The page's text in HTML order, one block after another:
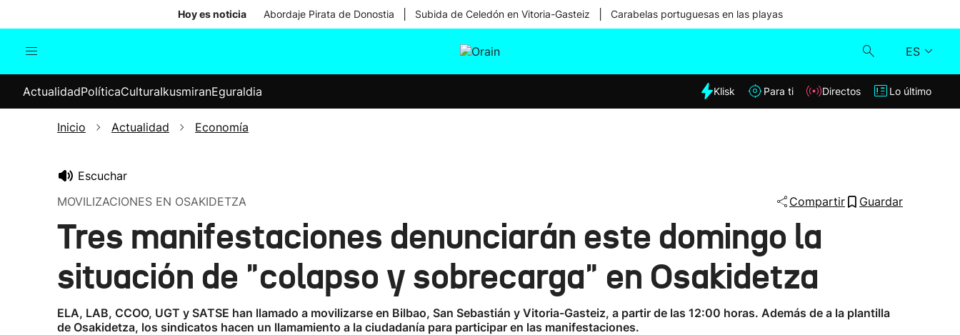
Hoy es noticia Abordaje Pirata de Donostia Subida de Celedón en Vitoria-Gasteiz Carabelas portuguesas en las playas
ES
Internacional
Elecciones
Klisk
ActualidadPolíticaCulturaIkusmiranEguraldia Klisk Para ti Directos Lo último
Inicio Actualidad Economía
Escuchar
MOVILIZACIONES EN OSAKIDETZA
Compartir Guardar
Tres manifestaciones denunciarán este domingo la
situación de "colapso y sobrecarga" en Osakidetza
ELA, LAB, CCOO, UGT y SATSE han llamado a movilizarse en Bilbao, San Sebastián y Vitoria-Gasteiz, a partir de las 12:00 horas. Además de a la plantilla
de Osakidetza, los sindicatos hacen un llamamiento a la ciudadanía para participar en las manifestaciones.